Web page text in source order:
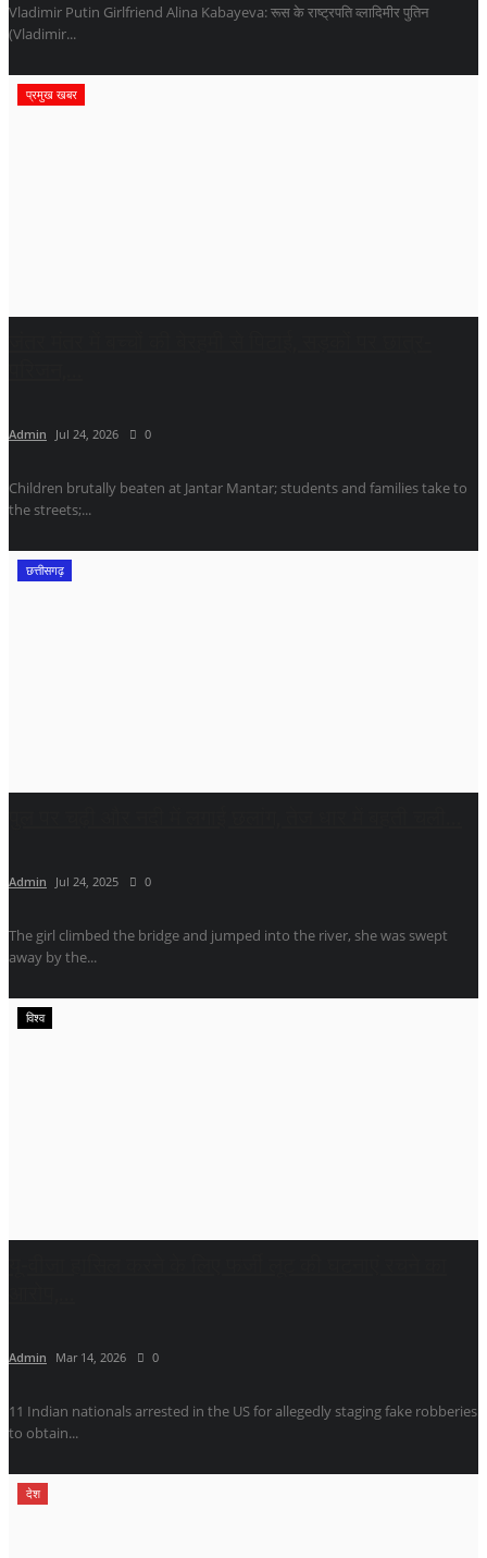
Vladimir Putin Girlfriend Alina Kabayeva: रूस के राष्ट्रपति व्लादिमीर पुतिन
(Vladimir...
प्रमुख खबर
Admin Jul 24, 2026 0
Children brutally beaten at Jantar Mantar; students and families take to
the streets;...
छत्तीसगढ़
Admin Jul 24, 2025 0
The girl climbed the bridge and jumped into the river, she was swept
away by the...
विश्व
Admin Mar 14, 2026 0
11 Indian nationals arrested in the US for allegedly staging fake robberies
to obtain...
देश